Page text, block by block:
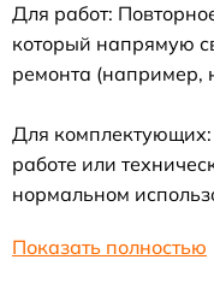
Для работ:
который напрямую
ремонта (например,
Для комплектующих:
работе или
нормальном
Показать полностью